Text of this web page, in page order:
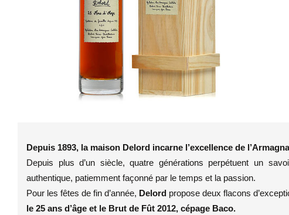
Depuis 1893, la maison Delord incarne l’excellence de
Depuis plus d’un siècle, quatre générations perpétuent un
authentique, patiemment façonné par le temps et la passion.
Pour les fêtes de fin d’année, Delord propose deux flacons
le 25 ans d’âge et le Brut de Fût 2012, cépage Baco.